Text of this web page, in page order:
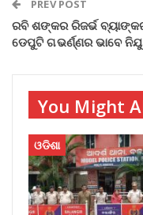
PREV POST
ରବି ଶଙ୍କର ରିଜର୍ଭ
ଡେପୁଟି ଗଭର୍ଣ୍ଣର ଭାବେ
You Might
ଓଡିଶା